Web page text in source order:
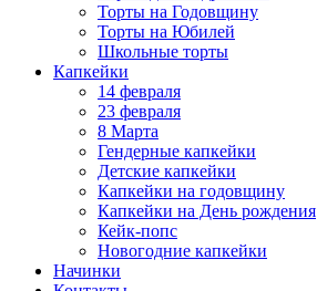
Торты на Годовщину
Торты на Юбилей
Школьные торты
Капкейки
14 февраля
23 февраля
8 Марта
Гендерные капкейки
Детские капкейки
Капкейки на годовщину
Капкейки на День рождения
Кейк-попс
Новогодние капкейки
Начинки